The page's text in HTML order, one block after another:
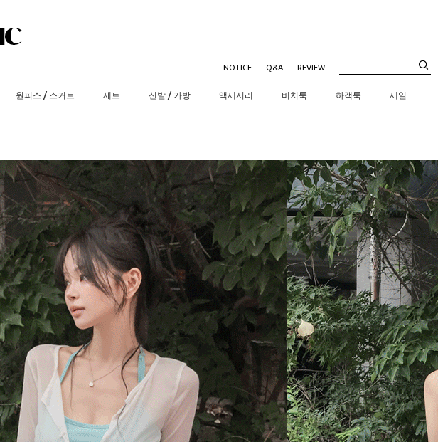
NOTICE Q&A REVIEW
원피스 / 스커트 세트 신발 / 가방 액세서리 비치룩 하객룩 세일